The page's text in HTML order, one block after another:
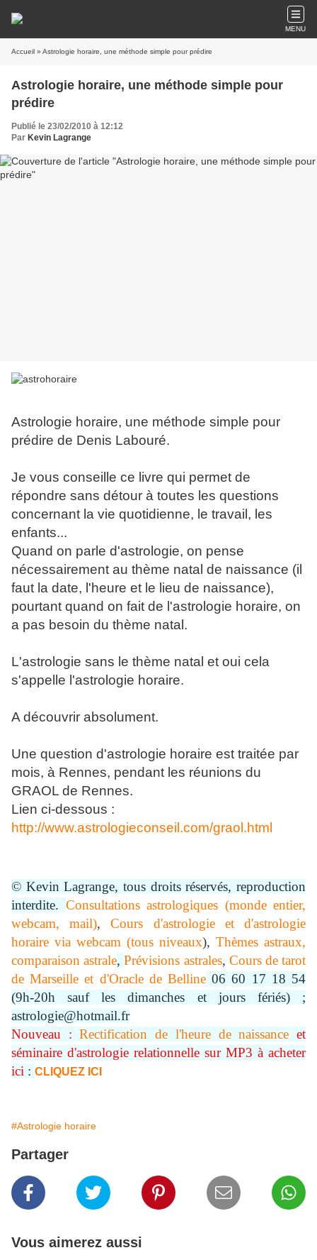
MENU
Accueil » Astrologie horaire, une méthode simple pour prédire
Astrologie horaire, une méthode simple pour
prédire
Publié le 23/02/2010 à 12:12
Par Kevin Lagrange
Astrologie horaire, une méthode simple pour
prédire de Denis Labouré.
Je vous conseille ce livre qui permet de
répondre sans détour à toutes les questions
concernant la vie quotidienne, le travail, les
enfants...
Quand on parle d'astrologie, on pense
nécessairement au thème natal de naissance (il
faut la date, l'heure et le lieu de naissance),
pourtant quand on fait de l'astrologie horaire, on
a pas besoin du thème natal.
L'astrologie sans le thème natal et oui cela
s'appelle l'astrologie horaire.
A découvrir absolument.
Une question d'astrologie horaire est traitée par
mois, à Rennes, pendant les réunions du
GRAOL de Rennes.
Lien ci-dessous :
http://www.astrologieconseil.com/graol.html
© Kevin Lagrange, tous droits réservés, reproduction
interdite. Consultations astrologiques (monde entier,
webcam, mail),Cours d'astrologie et d'astrologie
horaire via webcam (tous niveaux), Thèmes astraux,
comparaison astrale,Prévisions astrales, Cours de tarot
de Marseille et d'Oracle de Belline 06 60 17 18 54
(9h-20h sauf les dimanches et jours fériés) ;
astrologie@hotmail.fr
Nouveau :Rectification de l'heure de naissance et
séminaire d'astrologie relationnelle sur MP3 à acheter
ici : CLIQUEZ ICI
#Astrologie horaire
Partager
Vous aimerez aussi